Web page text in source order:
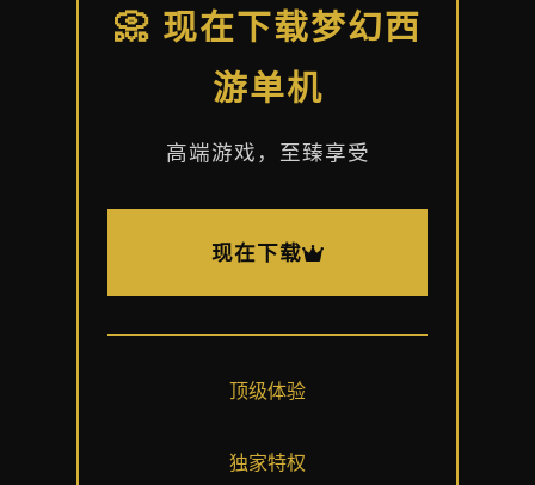
📀 现在下载梦幻西
游单机
高端游戏，至臻享受
现在下载
顶级体验
独家特权